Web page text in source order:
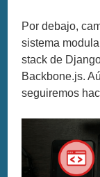
Por debajo,
sistema
stack de
Backbone.js.
seguiremos